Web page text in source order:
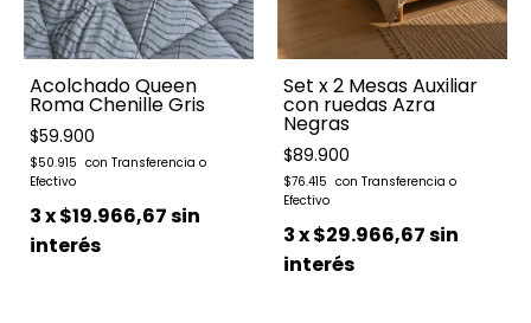
Acolchado Queen
Roma Chenille Gris
$59.900
$50.915
3x$19.966,67sin
interés
Set x 2 Mesas Auxiliar
con ruedas Azra
Negras
$89.900
$76.415
3x$29.966,67sin
interés